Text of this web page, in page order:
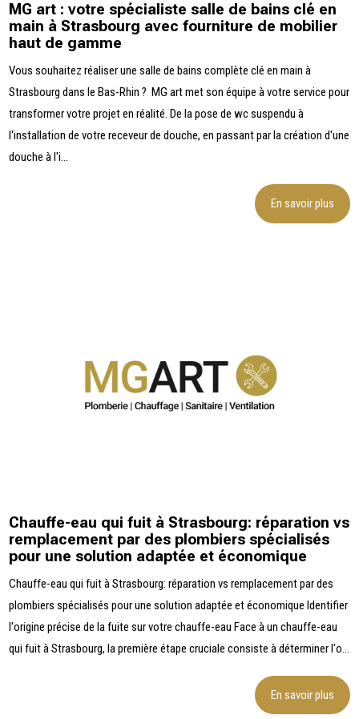
MG art : votre spécialiste salle de bains clé en
main à Strasbourg avec fourniture de mobilier
haut de gamme
Vous souhaitez réaliser une salle de bains complète clé en main à
Strasbourg dans le Bas-Rhin ? MG art met son équipe à votre service pour
transformer votre projet en réalité. De la pose de wc suspendu à
l'installation de votre receveur de douche, en passant par la création d'une
douche à l'i...
En savoir plus
Chauffe-eau qui fuit à Strasbourg: réparation vs
remplacement par des plombiers spécialisés
pour une solution adaptée et économique
Chauffe-eau qui fuit à Strasbourg: réparation vs remplacement par des
plombiers spécialisés pour une solution adaptée et économique Identifier
l'origine précise de la fuite sur votre chauffe-eau Face à un chauffe-eau
qui fuit à Strasbourg, la première étape cruciale consiste à déterminer l'o...
En savoir plus